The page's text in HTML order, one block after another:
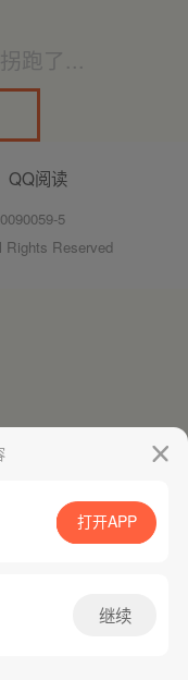
跑了...
打开APP
继续
QQ阅读
5
Rights Reserved